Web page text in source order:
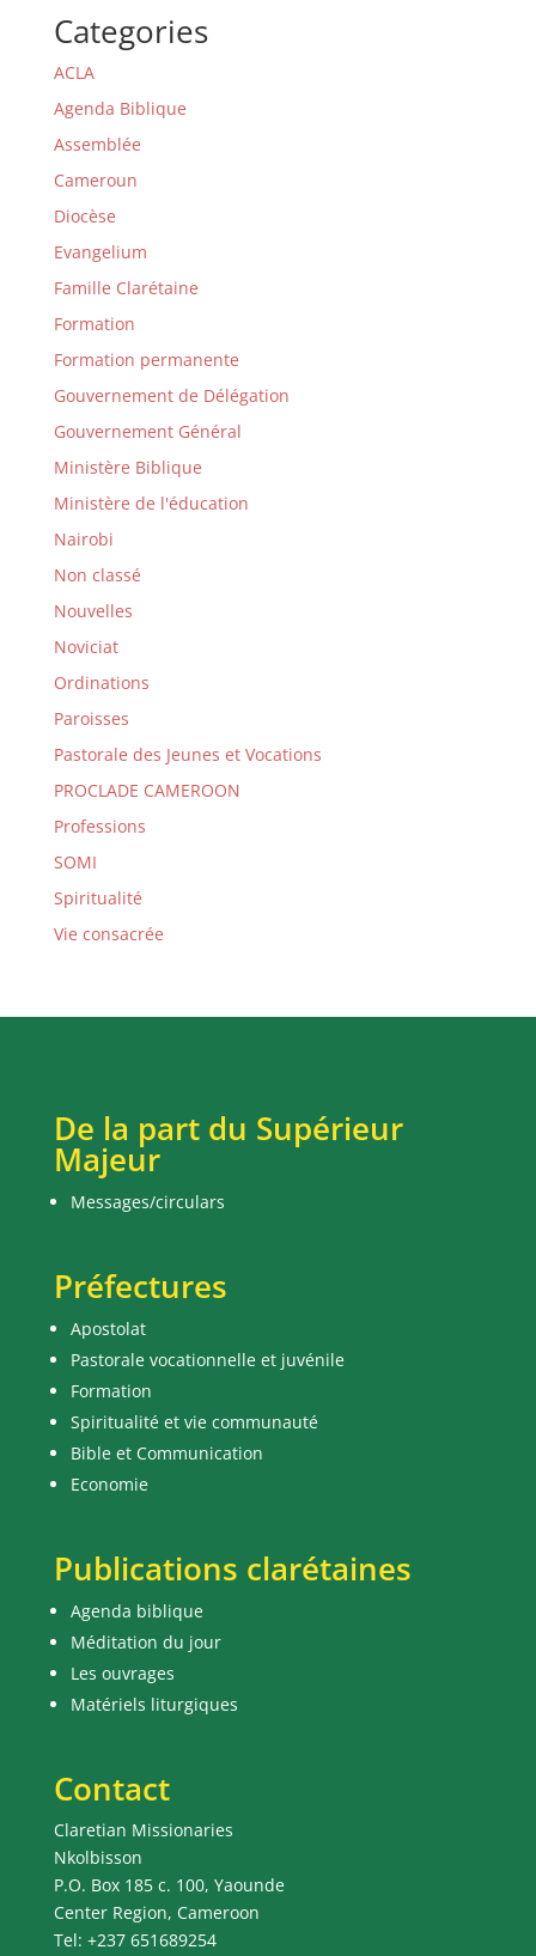
Categories
ACLA
Agenda Biblique
Assemblée
Cameroun
Diocèse
Evangelium
Famille Clarétaine
Formation
Formation permanente
Gouvernement de Délégation
Gouvernement Général
Ministère Biblique
Ministère de l'éducation
Nairobi
Non classé
Nouvelles
Noviciat
Ordinations
Paroisses
Pastorale des Jeunes et Vocations
PROCLADE CAMEROON
Professions
SOMI
Spiritualité
Vie consacrée
De la part du Supérieur
Majeur
Messages/circulars
Préfectures
Apostolat
Pastorale vocationnelle et juvénile
Formation
Spiritualité et vie communauté
Bible et Communication
Economie
Publications clarétaines
Agenda biblique
Méditation du jour
Les ouvrages
Matériels liturgiques
Contact
Claretian Missionaries
Nkolbisson
P.O. Box 185 c. 100, Yaounde
Center Region, Cameroon
Tel: +237 651689254